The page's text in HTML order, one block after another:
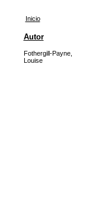
Inicio
Autor
Fothergill-Payne,
Louise